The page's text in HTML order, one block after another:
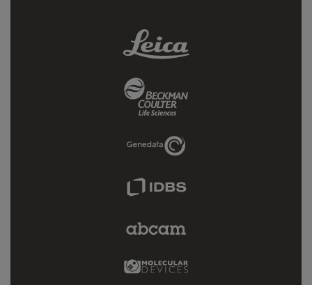
Leica
Link
Coulter
Link
Genedata
Link
IDBS
Abcam
Molecular